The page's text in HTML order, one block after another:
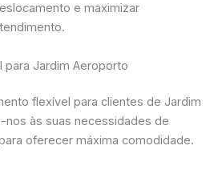
e maximizar
para Jardim Aeroporto
flexível para clientes de Jardim
nos às suas necessidades de
oferecer máxima comodidade.